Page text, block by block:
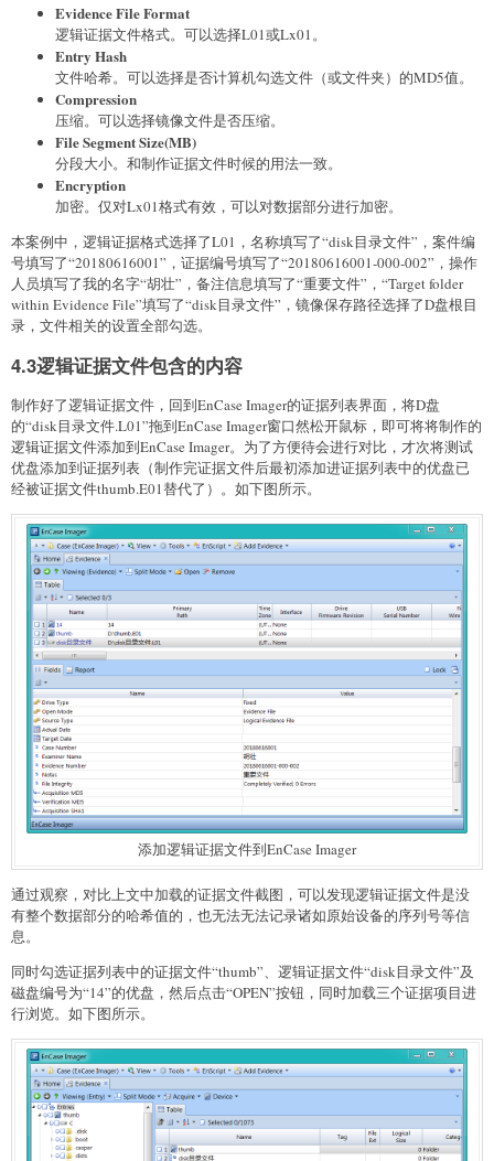
Evidence File Format
逻辑证据文件格式。可以选择L01或Lx01。
Entry Hash
文件哈希。可以选择是否计算机勾选文件（或文件夹）的MD5值。
Compression
压缩。可以选择镜像文件是否压缩。
File Segment Size(MB)
分段大小。和制作证据文件时候的用法一致。
Encryption
加密。仅对Lx01格式有效，可以对数据部分进行加密。
本案例中，逻辑证据格式选择了L01，名称填写了“disk目录文件”，案件编
号填写了“20180616001”，证据编号填写了“20180616001-000-002”，操作
人员填写了我的名字“胡壮”，备注信息填写了“重要文件”，“Target folder
within Evidence File”填写了“disk目录文件”，镜像保存路径选择了D盘根目
录，文件相关的设置全部勾选。
4.3逻辑证据文件包含的内容
制作好了逻辑证据文件，回到EnCase Imager的证据列表界面，将D盘
的“disk目录文件.L01”拖到EnCase Imager窗口然松开鼠标，即可将将制作的
逻辑证据文件添加到EnCase Imager。为了方便待会进行对比，才次将测试
优盘添加到证据列表（制作完证据文件后最初添加进证据列表中的优盘已
经被证据文件thumb.E01替代了）。如下图所示。
添加逻辑证据文件到EnCase Imager
通过观察，对比上文中加载的证据文件截图，可以发现逻辑证据文件是没
有整个数据部分的哈希值的，也无法无法记录诸如原始设备的序列号等信
息。
同时勾选证据列表中的证据文件“thumb”、逻辑证据文件“disk目录文件”及
磁盘编号为“14”的优盘，然后点击“OPEN”按钮，同时加载三个证据项目进
行浏览。如下图所示。